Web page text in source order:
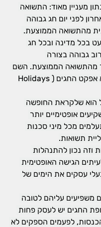
מעניין מאוד: התשואה
לפני יום חג גבוהה
מהתשואה הממוצעת.
בכל מדינה ובכל חג
גבוהה בצורה
מהתשואה הממוצעת. השם
לתופעה הזו הוא אפקט החגים (Holidays
הוא שלקראת החופשה
אופטימיים יותר
מכל מיני סכנות
תשואות.
וזה נכון להתנהלות
הגישה האופטימית
עסקים את הימים של
משפיעים עליהם לטובה
החגים יש לעסק פחות
לפעמים הספקים לא